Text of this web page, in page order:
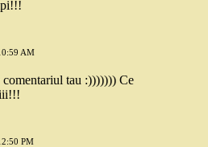
AM
tau :))))))) Ce
PM